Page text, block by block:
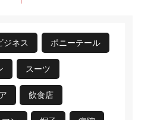
ジネス ポニーテール
スーツ
飲食店